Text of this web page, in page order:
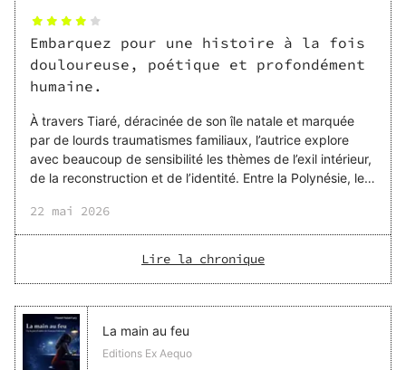
Embarquez pour une histoire à la fois
douloureuse, poétique et profondément
humaine.
À travers Tiaré, déracinée de son île natale et marquée
par de lourds traumatismes familiaux, l’autrice explore
avec beaucoup de sensibilité les thèmes de l’exil intérieur,
de la reconstruction et de l’identité. Entre la Polynésie, les
familiaux, l’ambiance est immersive et parfois presque
hypnotique. J’ai particulièrement aimé la relation entre
Tiaré et Noémie : une dynamique fascinante, pleine de
à cerner complèteme
22 mai 2026
Lire la chronique
La main au feu
Editions Ex Aequo